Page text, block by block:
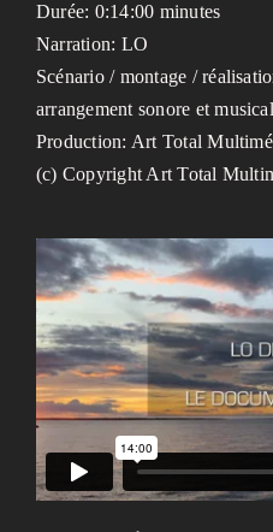
Durée: 0:14:00 minutes
Narration: LO
Scénario / montage /
arrangement sonore et
Production: Art Total
(c) Copyright Art Total